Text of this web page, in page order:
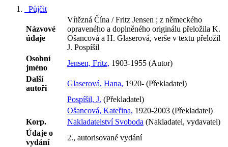
Půjčit
Názvové
údaje
Vítězná Čína / Fritz Jensen ; z německého
opraveného a doplněného originálu přeložila K.
Ošancová a H. Glaserová, verše v textu přeložil
J. Pospíšil
Osobní
jméno
Jensen, Fritz, 1903-1955 (Autor)
Další
autoři
Glaserová, Hana, 1920- (Překladatel)
Pospíšil, J. (Překladatel)
Ošancová, Kateřina, 1920-2003 (Překladatel)
Korp.
Nakladatelství Svoboda (Nakladatel, vydavatel)
Údaje o
vydání
2., autorisované vydání